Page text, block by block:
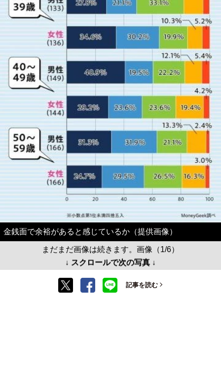
金銭面で余裕があると感じているか（提供画像）
まだまだ画像は続きます。画像（1/6）
↓ スクロールで次の写真 ↓
記事を読む